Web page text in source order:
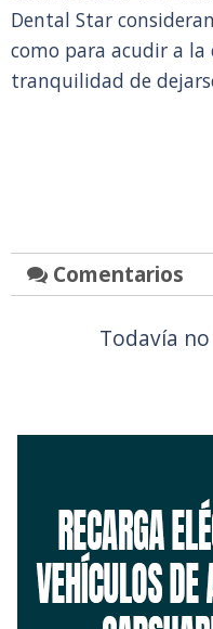
Dental Star
como para acudir a
tranquilidad de
Comentarios
Todavía